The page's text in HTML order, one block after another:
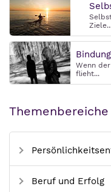
Wenn
flieht...
Themenbereiche
Beruf und Erfolg